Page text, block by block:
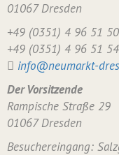
01067 Dresden
+49 (0351) 4 96 51 50
+49 (0351) 4 96 51 54
info@neumarkt-
Der Vorsitzende
Rampische Straße 29
01067 Dresden
Besuchereingang: